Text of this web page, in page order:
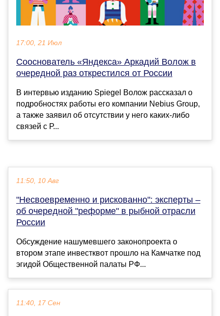
17:00, 21 Июл
Сооснователь «Яндекса» Аркадий Волож в
очередной раз открестился от России
В интервью изданию Spiegel Волож рассказал о
подробностях работы его компании Nebius Group,
а также заявил об отсутствии у него каких-либо
связей с Р...
11:50, 10 Авг
"Несвоевременно и рискованно": эксперты –
об очередной "реформе" в рыбной отрасли
России
Обсуждение нашумевшего законопроекта о
втором этапе инвестквот прошло на Камчатке под
эгидой Общественной палаты РФ...
11:40, 17 Сен